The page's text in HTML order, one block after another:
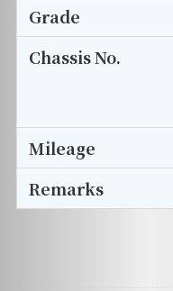
Grade
Chassis No.
Mileage
Remarks